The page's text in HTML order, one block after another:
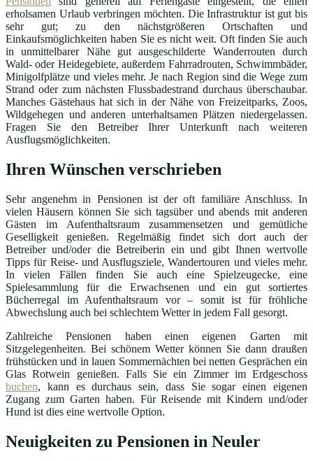
erholsamen Urlaub verbringen möchten. Die Infrastruktur ist gut bis
sehr gut; zu den nächstgrößeren Ortschaften und
Einkaufsmöglichkeiten haben Sie es nicht weit. Oft finden Sie auch
in unmittelbarer Nähe gut ausgeschilderte Wanderrouten durch
Wald- oder Heidegebiete, außerdem Fahrradrouten, Schwimmbäder,
Minigolfplätze und vieles mehr. Je nach Region sind die Wege zum
Strand oder zum nächsten Flussbadestrand durchaus überschaubar.
Manches Gästehaus hat sich in der Nähe von Freizeitparks, Zoos,
Wildgehegen und anderen unterhaltsamen Plätzen niedergelassen.
Fragen Sie den Betreiber Ihrer Unterkunft nach weiteren
Ausflugsmöglichkeiten.
Ihren Wünschen verschrieben
Sehr angenehm in Pensionen ist der oft familiäre Anschluss. In
vielen Häusern können Sie sich tagsüber und abends mit anderen
Gästen im Aufenthaltsraum zusammensetzen und gemütliche
Geselligkeit genießen. Regelmäßig findet sich dort auch der
Betreiber und/oder die Betreiberin ein und gibt Ihnen wertvolle
Tipps für Reise- und Ausflugsziele, Wandertouren und vieles mehr.
In vielen Fällen finden Sie auch eine Spielzeugecke, eine
Spielesammlung für die Erwachsenen und ein gut sortiertes
Bücherregal im Aufenthaltsraum vor – somit ist für fröhliche
Abwechslung auch bei schlechtem Wetter in jedem Fall gesorgt.
Zahlreiche Pensionen haben einen eigenen Garten mit
Sitzgelegenheiten. Bei schönem Wetter können Sie dann draußen
frühstücken und in lauen Sommernächten bei netten Gesprächen ein
Glas Rotwein genießen. Falls Sie ein Zimmer im Erdgeschoss
buchen, kann es durchaus sein, dass Sie sogar einen eigenen
Zugang zum Garten haben. Für Reisende mit Kindern und/oder
Hund ist dies eine wertvolle Option.
Neuigkeiten zu Pensionen in Neuler